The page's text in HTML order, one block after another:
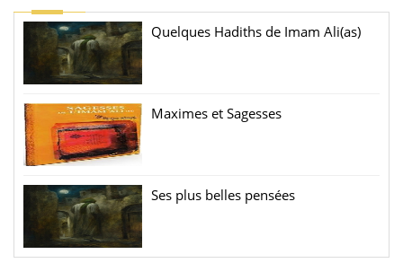
Quelques Hadiths de Imam Ali(as)
Maximes et Sagesses
Ses plus belles pensées